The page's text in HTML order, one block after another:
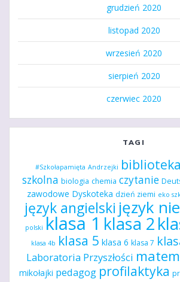
grudzień 2020
listopad 2020
wrzesień 2020
sierpień 2020
czerwiec 2020
TAGI
#Szkołapamięta Andrzejki biblioteka
szkolna biologia chemia czytanie
zawodowe Dyskoteka dzień ziemi eko
język angielski język
polski klasa 1 klasa 2
klasa 4b klasa 5 klasa 6 klasa 7
Laboratoria Przyszłości
mikołajki pedagog profilaktyka